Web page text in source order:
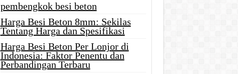
pembengkok besi beton
Harga Besi Beton 8mm: Sekilas
Tentang Harga dan Spesifikasi
Harga Besi Beton Per Lonjor di
Indonesia: Faktor Penentu dan
Perbandingan Terbaru